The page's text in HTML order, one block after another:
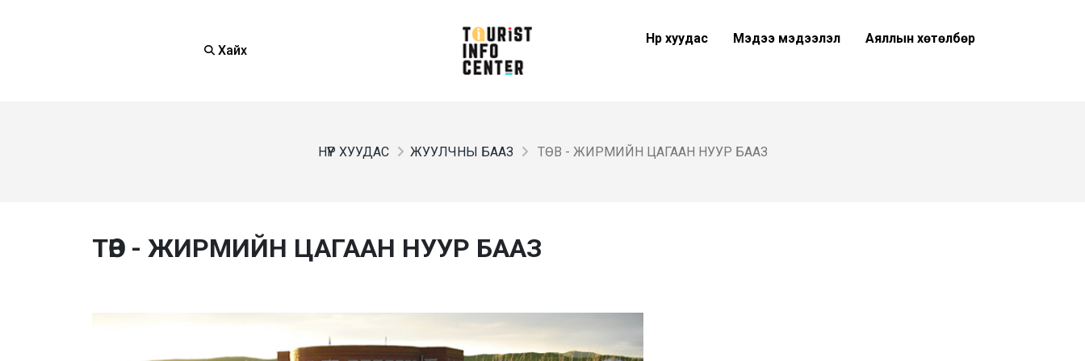
Хайх
Нүүр хуудас Мэдээ мэдээлэл Аяллын хөтөлбөр
НҮҮР ХУУДАС ЖУУЛЧНЫ БААЗ ТӨВ - ЖИРМИЙН ЦАГААН НУУР БААЗ
ТӨВ - ЖИРМИЙН ЦАГААН НУУР БААЗ